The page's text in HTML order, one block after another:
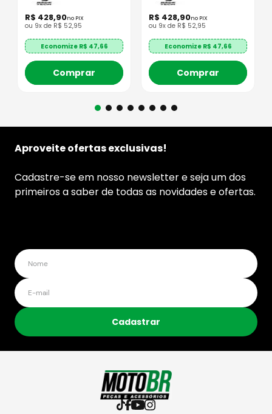
R$ 428,90no PIX
ou 9x de R$ 52,95
Economize R$ 47,66
Comprar
R$ 428,90no PIX
ou 9x de R$ 52,95
Economize R$ 47,66
Comprar
Aproveite ofertas exclusivas!
Cadastre-se em nosso newsletter e seja um dos
primeiros a saber de todas as novidades e ofertas.
Cadastrar